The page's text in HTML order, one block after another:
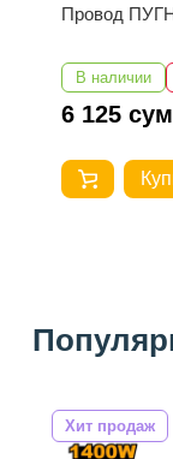
Провод
В наличии
29 000 сум
Хит продаж